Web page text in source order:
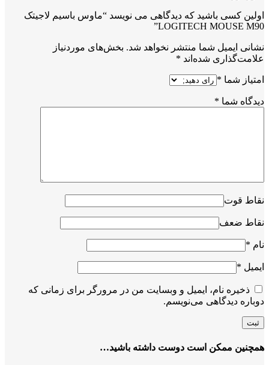
اولین کسی باشید که دیدگاهی می نویسد “ماوس باسیم لاجیتک
LOGITECH MOUSE M90”
نشانی ایمیل شما منتشر نخواهد شد. بخش‌های موردنیاز
علامت‌گذاری شده‌اند *
امتیاز شما *
دیدگاه شما *
نقاط قوت
نقاط ضعف
نام *
ایمیل *
ذخیره نام، ایمیل و وبسایت من در مرورگر برای زمانی که
دوباره دیدگاهی می‌نویسم.
همچنین ممکن است دوست داشته باشید…